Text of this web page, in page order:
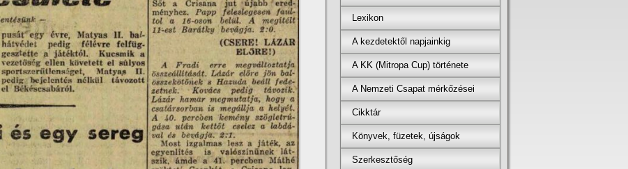
Lexikon
A kezdetektől napjainkig
A KK (Mitropa Cup) története
A Nemzeti Csapat mérkőzései
Cikktár
Könyvek, füzetek, újságok
Szerkesztőség